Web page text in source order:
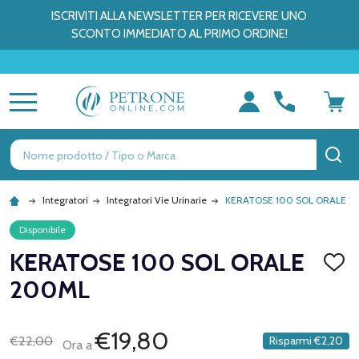
ISCRIVITI ALLA NEWSLETTER PER RICEVERE UNO
SCONTO IMMEDIATO AL PRIMO ORDINE!
Ricerca
Integratori Integratori Vie Urinarie KERATOSE 100 SOL ORALE
Disponibile
KERATOSE 100 SOL ORALE
200ML
€22,00
Ora a€19,80 Risparmi €2,20